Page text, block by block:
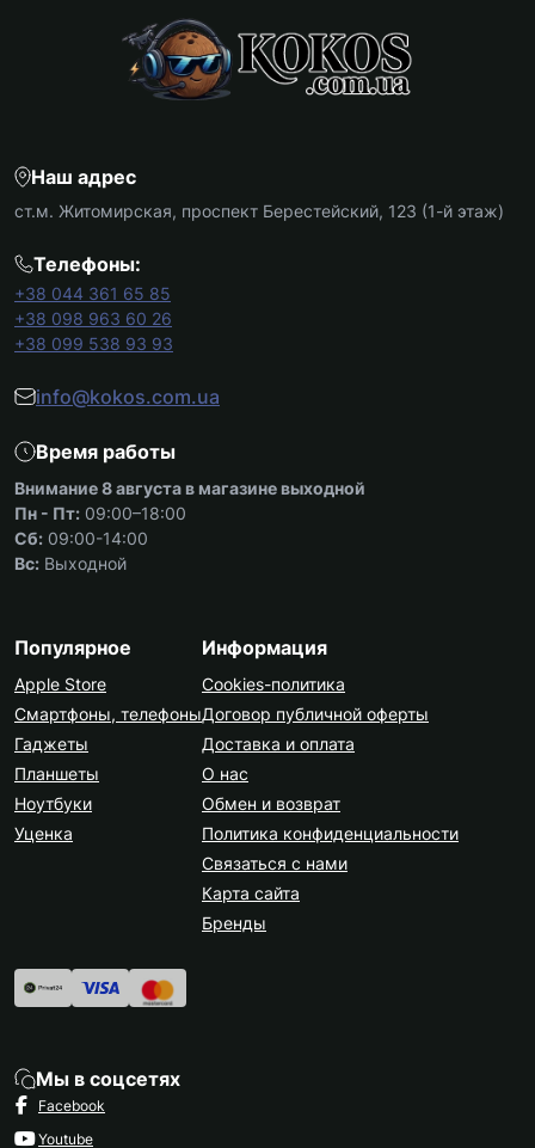
Наш адрес
ст.м. Житомирская, проспект Берестейский, 123 (1-й этаж)
Телефоны:
+38 044 361 65 85
+38 098 963 60 26
+38 099 538 93 93
info@kokos.com.ua
Время работы
Внимание 8 августа в магазине выходной
Пн - Пт: 09:00–18:00
Сб: 09:00-14:00
Вс: Выходной
Популярное
Apple Store
Смартфоны, телефоны
Гаджеты
Планшеты
Ноутбуки
Уценка
Информация
Cookies-политика
Договор публичной оферты
Доставка и оплата
О нас
Обмен и возврат
Политика конфиденциальности
Связаться с нами
Карта сайта
Бренды
Мы в соцсетях
Facebook
Youtube